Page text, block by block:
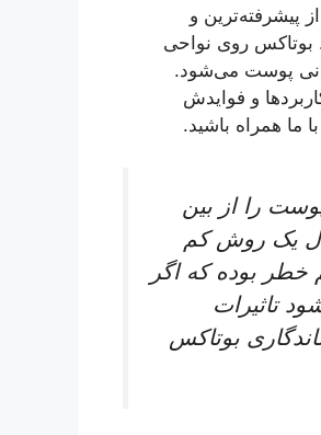
پیشرفته‌ترین و
بوتاکس روی نواحی
پوست می‌شود.
و فوایدش
ما همراه باشید.
را از بین
یک روش کم
بوده که اگر
تاثیرات
بوتاکس